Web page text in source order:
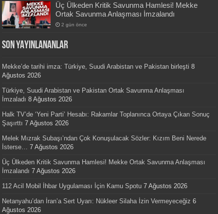
Üç Ülkeden Kritik Savunma Hamlesi! Mekke
Ortak Savunma Anlaşması İmzalandı
2 gün önce
SON YAYINLANANLAR
Mekke’de tarihi imza: Türkiye, Suudi Arabistan ve Pakistan birleşti 8
Ağustos 2026
Türkiye, Suudi Arabistan ve Pakistan Ortak Savunma Anlaşması
İmzaladı 8 Ağustos 2026
Halk TV’de ‘Yeni Parti’ Hesabı: Rakamlar Toplanınca Ortaya Çıkan Sonuç
Şaşırttı 7 Ağustos 2026
Melek Mızrak Subaşı’ndan Çok Konuşulacak Sözler: Kızım Beni Nerede
İsterse…
7 Ağustos 2026
Üç Ülkeden Kritik Savunma Hamlesi! Mekke Ortak Savunma Anlaşması
İmzalandı 7 Ağustos 2026
112 Acil Mobil İhbar Uygulaması İçin Kamu Spotu 7 Ağustos 2026
Netanyahu’dan İran’a Sert Uyarı: Nükleer Silaha İzin Vermeyeceğiz 6
Ağustos 2026